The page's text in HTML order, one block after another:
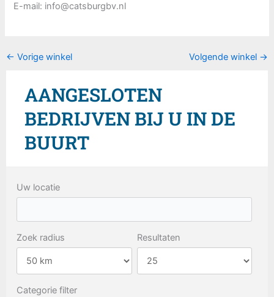
E-mail: info@catsburgbv.nl
← Vorige winkel Volgende winkel →
AANGESLOTEN
BEDRIJVEN BIJ U IN DE
BUURT
Uw locatie
Zoek radius Resultaten
Categorie filter